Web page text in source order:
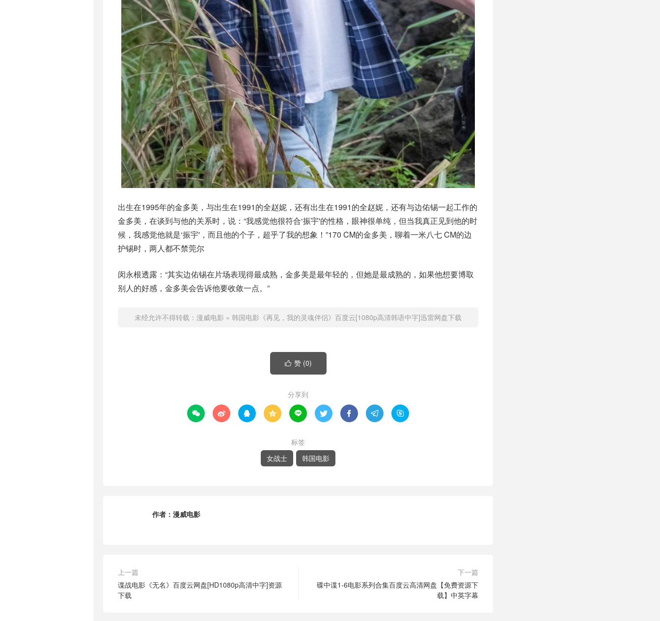
出生在1995年的金多美，与出生在1991的全赵妮，还有出生在1991的全赵妮，还有与边佑锡一起工作的
金多美，在谈到与他的关系时，说：“我感觉他很符合‘振宇'的性格，眼神很单纯，但当我真正见到他的时
候，我感觉他就是‘振宇'，而且他的个子，超乎了我的想象！”170 CM的金多美，聊着一米八七 CM的边
护锡时，两人都不禁莞尔
闵永根透露：“其实边佑锡在片场表现得最成熟，金多美是最年轻的，但她是最成熟的，如果他想要博取
别人的好感，金多美会告诉他要收敛一点。”
未经允许不得转载： 漫威电影 » 韩国电影《再见，我的灵魂伴侣》百度云[1080p高清韩语中字]迅雷网盘下载
 赞 (0)
分享到
        
标签
女战士
韩国电影
作者： 漫威电影
上一篇
谍战电影《无名》百度云网盘[HD1080p高清中字]资源
下载
下一篇
碟中谍1-6电影系列合集百度云高清网盘【免费资源下
载】中英字幕